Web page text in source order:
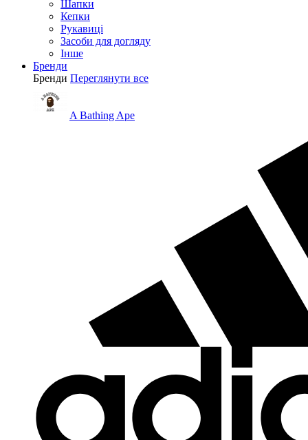
Шапки
Кепки
Рукавиці
Засоби для догляду
Інше
Бренди
Бренди Переглянути все
A Bathing Ape